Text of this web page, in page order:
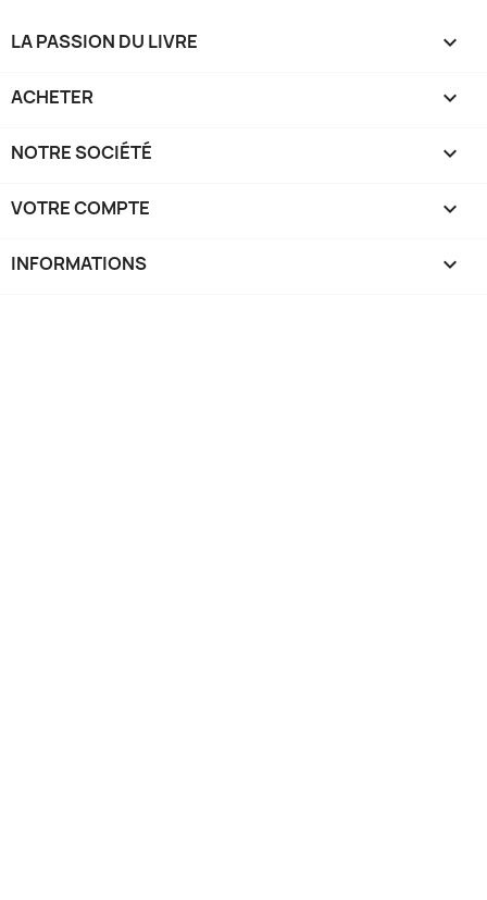
LA PASSION DU LIVRE 
ACHETER 
NOTRE SOCIÉTÉ 
VOTRE COMPTE 
INFORMATIONS keyboard_arrow_down